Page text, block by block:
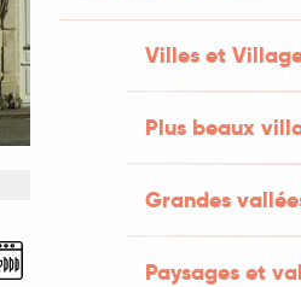
Villes et
Plus beaux
Grandes
Paysages et
vaisselle